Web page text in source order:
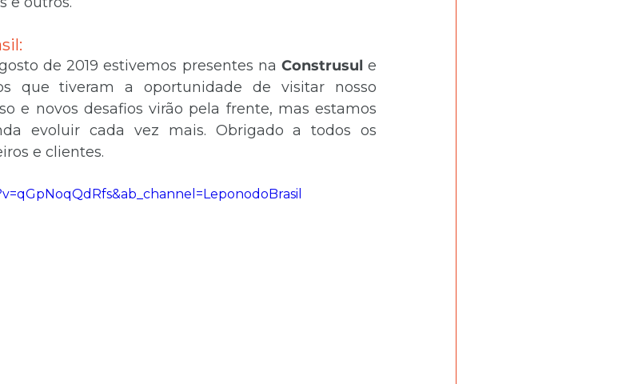
de 2019 estivemos presentes na Construsul e
que tiveram a oportunidade de visitar nosso
e novos desafios virão pela frente, mas estamos
evoluir cada vez mais. Obrigado a todos os
e clientes.